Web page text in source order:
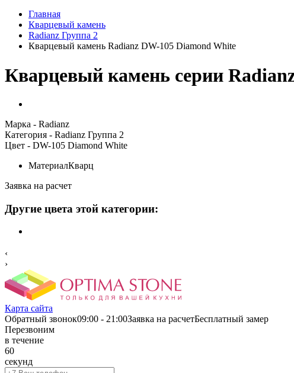
Главная
Кварцевый камень
Radianz Группа 2
Кварцевый камень Radianz DW-105 Diamond White
Кварцевый камень серии
Марка - Radianz
Категория - Radianz Группа 2
Цвет - DW-105 Diamond White
МатериалКварц
Заявка на расчет
Другие цвета этой категории:
‹
›
Карта сайта
Обратный звонок09:00 - 21:00Заявка на расчетБесплатный замер
Перезвоним
в течение
60
секунд